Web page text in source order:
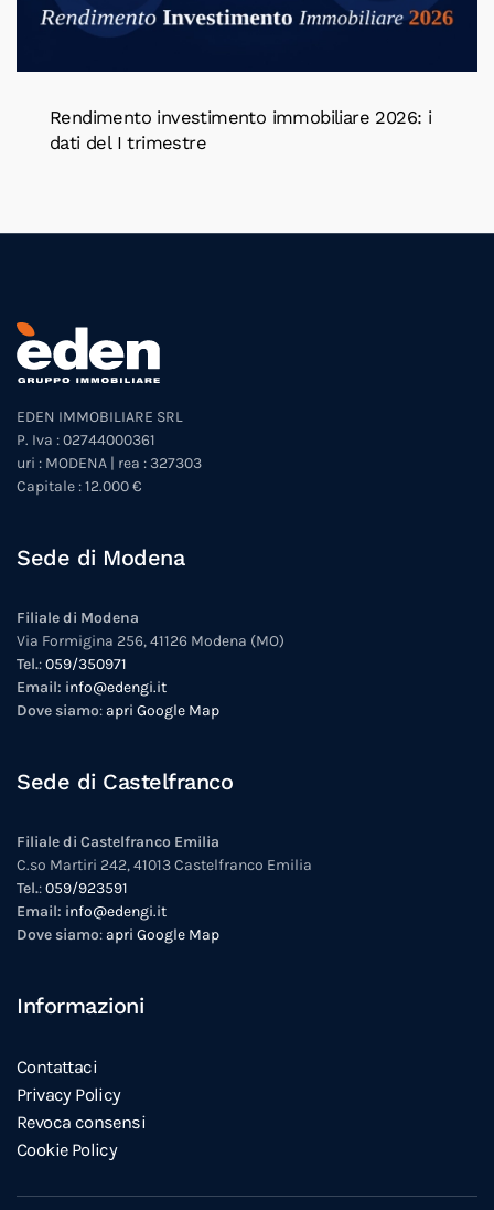
Rendimento investimento immobiliare 2026: i
dati del I trimestre
EDEN IMMOBILIARE SRL
P. Iva : 02744000361
uri : MODENA | rea : 327303
Capitale : 12.000 €
Sede di Modena
Filiale di Modena
Via Formigina 256, 41126 Modena (MO)
Tel.:059/350971
Email: info@edengi.it
Dove siamo: apri Google Map
Sede di Castelfranco
Filiale di Castelfranco Emilia
C.so Martiri 242, 41013 Castelfranco Emilia
Tel.:059/923591
Email: info@edengi.it
Dove siamo: apri Google Map
Informazioni
Contattaci
Privacy Policy
Revoca consensi
Cookie Policy